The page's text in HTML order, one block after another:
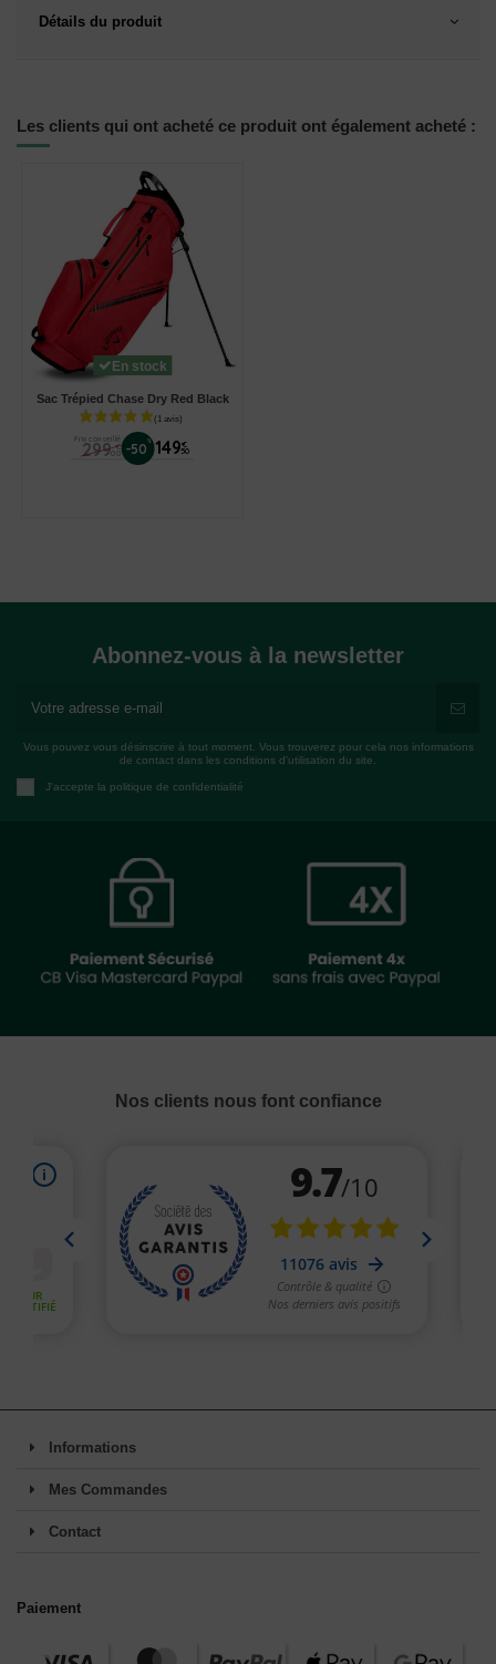
Détails du produit
Les clients qui ont acheté ce produit ont également acheté :
En stock
Sac Trépied Chase Dry Red Black
Prix conseillé
299 €
00 -50% 149 €
50
Abonnez-vous à la newsletter
Vous pouvez vous désinscrire à tout moment. Vous trouverez pour cela nos informations
de contact dans les conditions d'utilisation du site.
J'accepte la politique de confidentialité
Nos clients nous font confiance
Informations
Mes Commandes
Contact
Paiement